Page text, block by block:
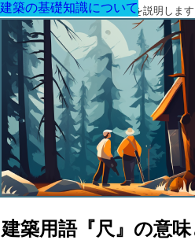
建築に関する用語と関連法令を説明します
建築用語『尺』の意
建築の基礎知識について
建築の基礎知識について
建築の基礎知識について
建築の基礎知識について
建築の基礎知識について
建築の基礎知識について
建築の基礎知識について